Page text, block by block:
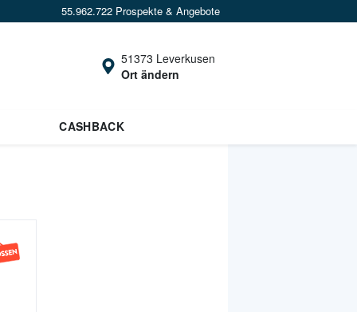
55.962.722 Prospekte & Angebote
51373 Leverkusen
Ort ändern
CASHBACK